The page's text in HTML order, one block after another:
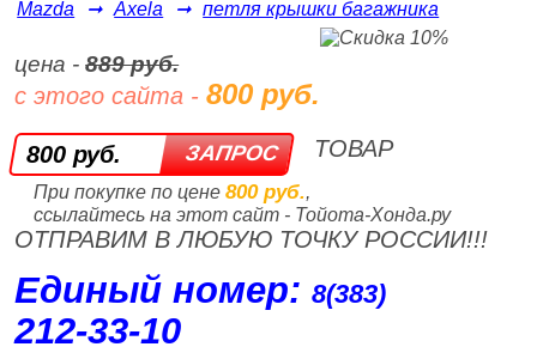
Mazda ➞ Axela ➞ петля крышки багажника
цена -889 руб.
с этого сайта -800 руб.
800 руб.
При покупке по цене 800 руб.,
ссылайтесь на этот сайт - Тойота-Хонда.ру
ТОВАР
ОТПРАВИМ В ЛЮБУЮ ТОЧКУ РОССИИ!!!
Единый номер:8(383)
212‑33‑10